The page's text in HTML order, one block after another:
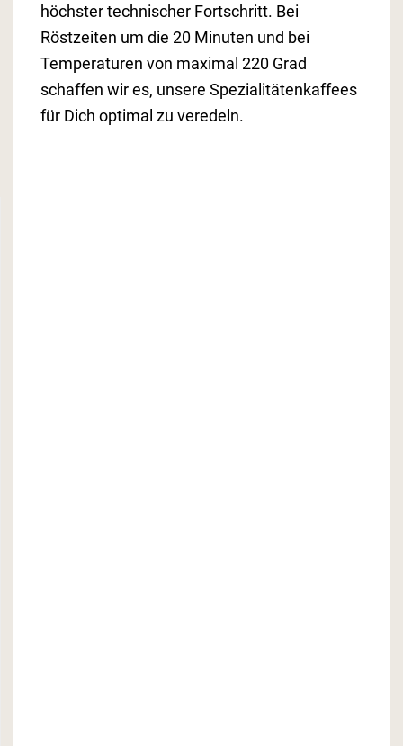
höchster technischer Fortschritt. Bei
Röstzeiten um die 20 Minuten und bei
Temperaturen von maximal 220 Grad
schaffen wir es, unsere Spezialitätenkaffees
für Dich optimal zu veredeln.